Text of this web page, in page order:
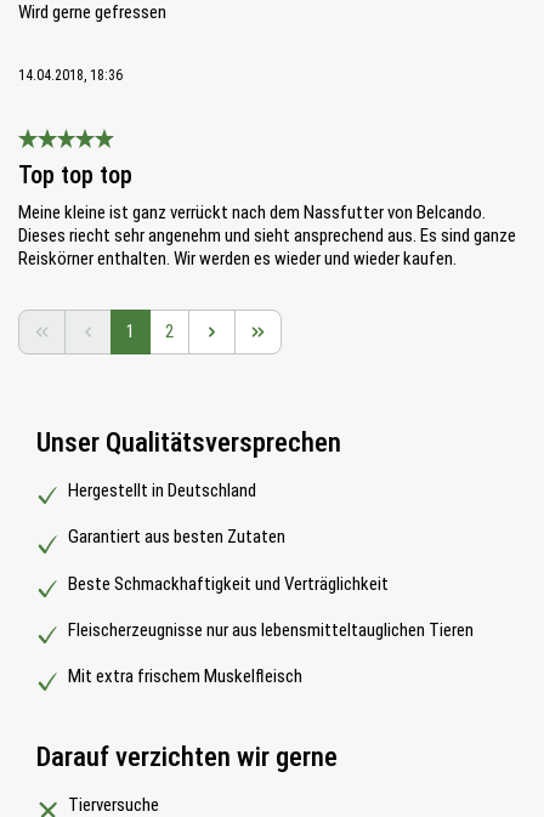
Wird gerne gefressen
14.04.2018, 18:36
Bewertung mit 5 von 5 Sternen
Top top top
Meine kleine ist ganz verrückt nach dem Nassfutter von Belcando.
Dieses riecht sehr angenehm und sieht ansprechend aus. Es sind ganze
Reiskörner enthalten. Wir werden es wieder und wieder kaufen.
Seite
1 Seite
2
Unser Qualitätsversprechen
Hergestellt in Deutschland
Garantiert aus besten Zutaten
Beste Schmackhaftigkeit und Verträglichkeit
Fleischerzeugnisse nur aus lebensmitteltauglichen Tieren
Mit extra frischem Muskelfleisch
Darauf verzichten wir gerne
Tierversuche